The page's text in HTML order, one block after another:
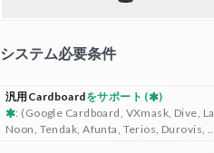
システム必要条件
汎用Cardboardをサポート (
)
: (Google Cardboard, VXmask, Dive,
Noon, Tendak, Afunta, Terios, Durovis,